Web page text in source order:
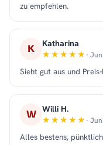
zu empfehlen.
K Katharina
·
Sieht gut aus und
W Willi H.
·
Alles bestens,